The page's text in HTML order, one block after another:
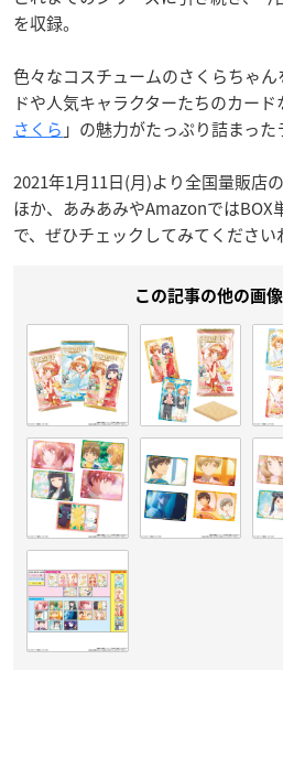
を収録。
色々なコスチュームのさくらちゃ
ドや人気キャラクターたちのカード
さくら 」の魅力がたっぷり詰まった
2021年1月11日(月)より全国量販店
ほか、あみあみやAmazonではBOX
で、ぜひチェックしてみてください
この記事の他の画像